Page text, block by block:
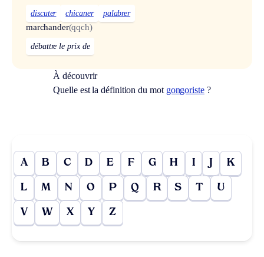
discuter chicaner palabrer
marchander(qqch)
débattre le prix de
À découvrir
Quelle est la définition du mot gongoriste?
A B C D E F G H I J K
L M N O P Q R S T U
V W X Y Z